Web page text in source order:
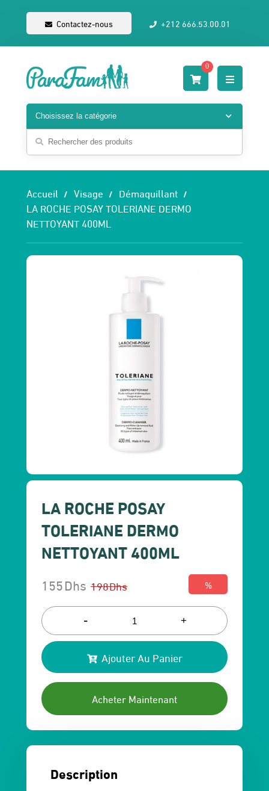
Contactez-nous +212 666.53.00.01
0
Accueil Visage
Démaquillant
LA ROCHE POSAY TOLERIANE DERMO
NETTOYANT 400ML
LA ROCHE POSAY
TOLERIANE DERMO
NETTOYANT 400ML
198Dhs
Le
prix
initial
était :
198 Dhs.
155Dhs
Le
prix
actuel
est :
155 Dhs.
%
- +
Ajouter Au Panier
Acheter Maintenant
Description